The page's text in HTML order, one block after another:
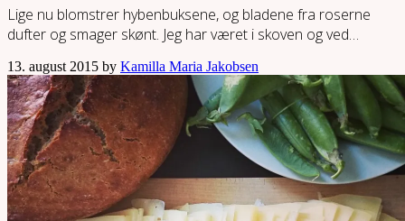
Lige nu blomstrer hybenbuksene, og bladene fra roserne
dufter og smager skønt. Jeg har været i skoven og ved…
13. august 2015 by Kamilla Maria Jakobsen